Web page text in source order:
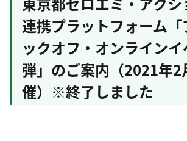
連携プラットフォーム「
ックオフ・オンライン
弾」のご案内（2021年2
催）※終了しました